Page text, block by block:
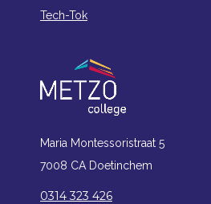
Tech-Tok
Maria Montessoristraat 5
7008 CA Doetinchem
0314 323 426